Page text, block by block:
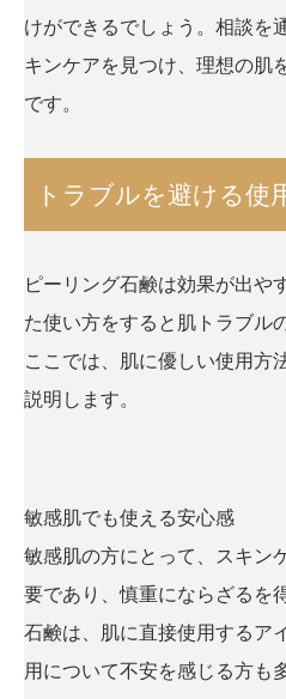
けができるでしょう。相談を
キンケアを見つけ、理想の肌
です。
トラブルを避ける使
ピーリング石鹸は効果が出や
た使い方をすると肌トラブル
ここでは、肌に優しい使用方
説明します。
敏感肌でも使える安心感
敏感肌の方にとって、スキン
要であり、慎重にならざるを
石鹸は、肌に直接使用するア
用について不安を感じる方も